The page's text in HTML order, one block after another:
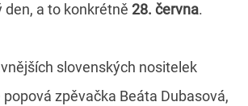
den, a to konkrétně 28. června.
slovenských nositelek
zpěvačka Beáta Dubasová,